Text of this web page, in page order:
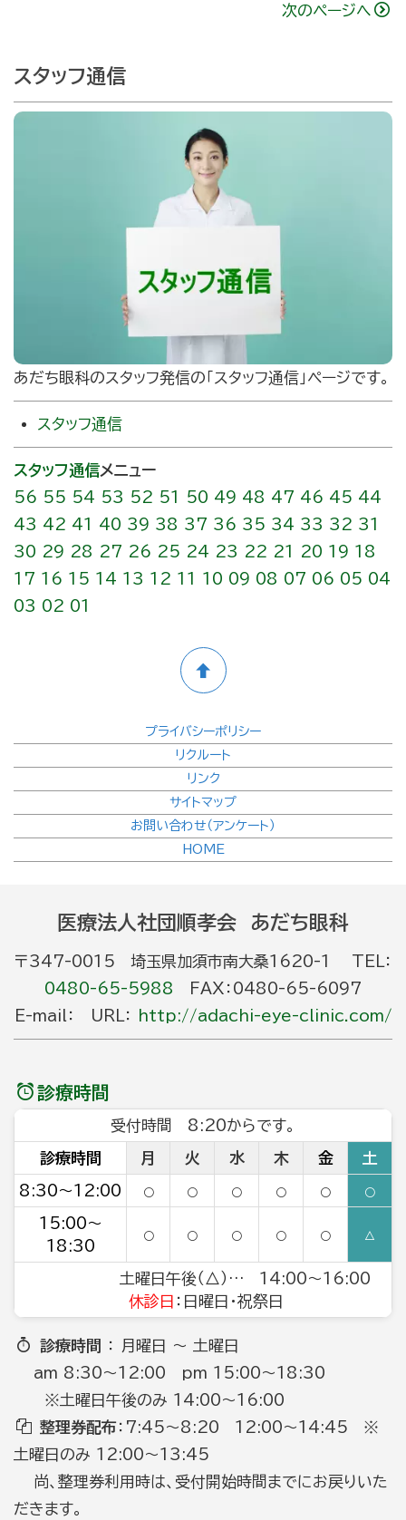
次のページへ
スタッフ通信
あだち眼科のスタッフ発信の｢スタッフ通信」ページです。
スタッフ通信
スタッフ通信メニュー
56 55 54 53 52 51 50 49 48 47 46 45 44
43 42 41 40 39 38 37 36 35 34 33 32 31
30 29 28 27 26 25 24 23 22 21 20 19 18
17 16 15 14 13 12 11 10 09 08 07 06 05 04
03 02 01
プライバシーポリシー
リクルート
リンク
サイトマップ
お問い合わせ（アンケート）
HOME
医療法人社団順孝会 あだち眼科
〒347-0015 埼玉県加須市南大桑1620-1 TEL：
0480-65-5988
FAX：0480-65-6097
E-mail： URL：
http://adachi-eye-clinic.com/
診療時間
受付時間 8:20からです。
診療時間 月 火 水 木 金 土
8:30～12:00 ○ ○ ○ ○ ○ ○
15:00～
18:30
○ ○ ○ ○ ○ △
土曜日午後（△）… 14:00～16:00
休診日 ：日曜日・祝祭日
診療時間
： 月曜日 ～ 土曜日
am 8:30～12:00 pm 15:00～18:30
※土曜日午後のみ 14:00～16:00
整理券配布：7:45～8:20 12:00～14:45 ※
土曜日のみ 12:00～13:45
尚、整理券利用時は、受付開始時間までにお戻りいた
だきます。